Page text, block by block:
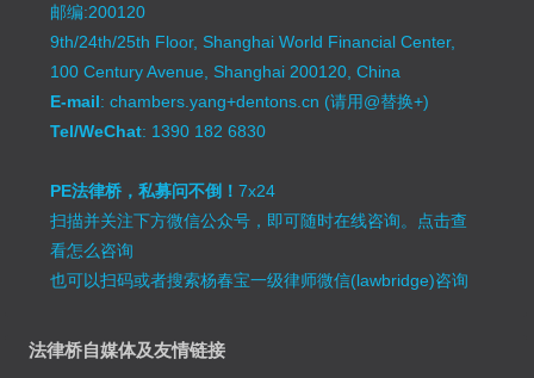
邮编:200120
9th/24th/25th Floor, Shanghai World Financial Center,
100 Century Avenue, Shanghai 200120, China
E-mail: chambers.yang+dentons.cn (请用@替换+)
Tel/WeChat: 1390 182 6830
PE法律桥，私募问不倒！7x24
扫描并关注下方微信公众号，即可随时在线咨询。 点击查
看怎么咨询
也可以扫码或者搜索杨春宝一级律师微信(lawbridge)咨询
法律桥自媒体及友情链接